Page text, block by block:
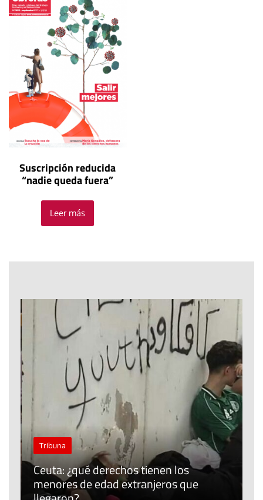
Suscripción reducida
“nadie queda fuera”
Leer más
Tribuna
Ceuta: ¿qué derechos tienen los
menores de edad extranjeros que